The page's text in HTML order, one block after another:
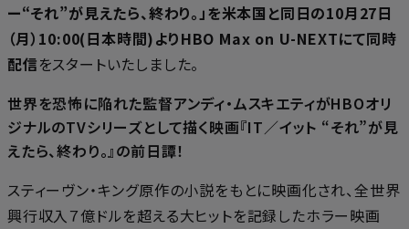
ー“それ”が見えたら、終わり。」を米本国と同日の10月27日
（月）10:00(日本時間)よりHBO Max on U-NEXTにて同時
配信をスタートいたしました。
世界を恐怖に陥れた監督アンディ・ムスキエティがHBOオリ
ジナルのTVシリーズとして描く映画『IT／イット “それ”が見
えたら、終わり。』の前日譚！
スティーヴン・キング原作の小説をもとに映画化され、全世界
興行収入７億ドルを超える大ヒットを記録したホラー映画